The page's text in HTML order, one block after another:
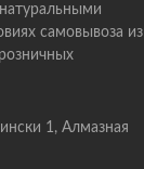
самовывоза из
1, Алмазная